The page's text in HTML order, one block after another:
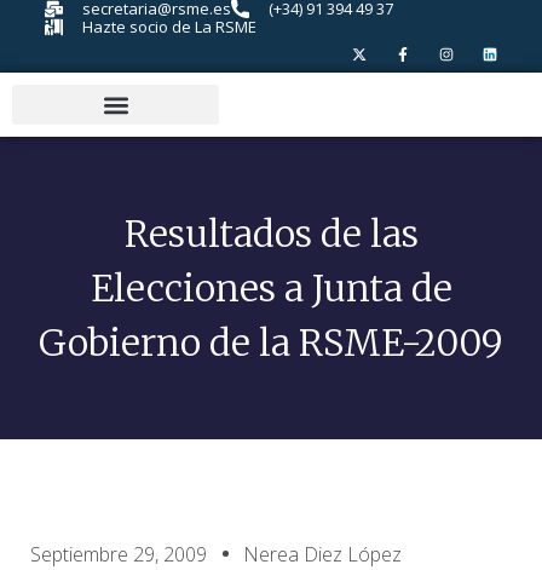
secretaria@rsme.es
(+34) 91 394 49 37
Hazte socio de La RSME
Resultados de las
Elecciones a Junta de
Gobierno de la RSME-2009
Septiembre 29, 2009 Nerea Diez López